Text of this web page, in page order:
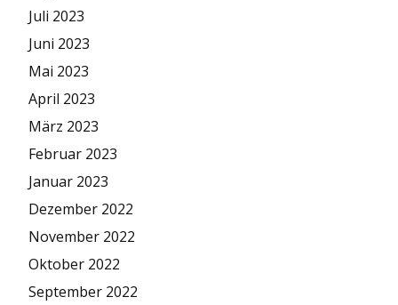
Juli 2023
Juni 2023
Mai 2023
April 2023
März 2023
Februar 2023
Januar 2023
Dezember 2022
November 2022
Oktober 2022
September 2022